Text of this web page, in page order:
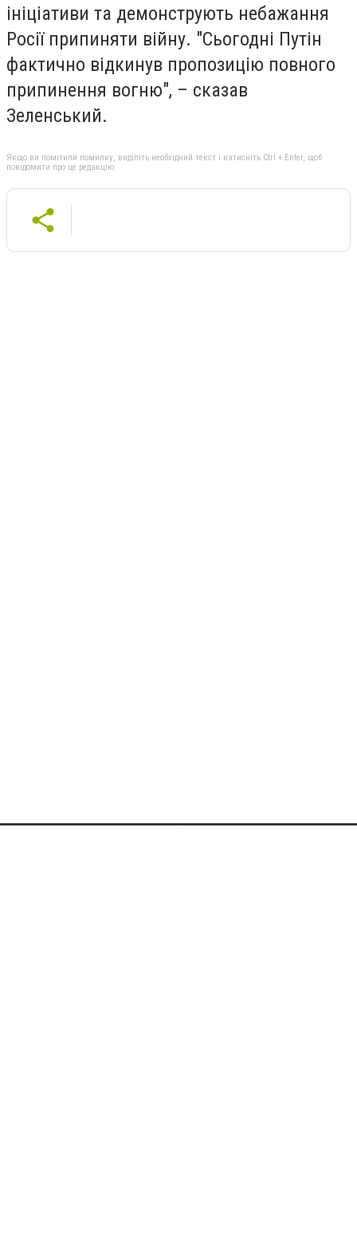
ініціативи та демонструють небажання
Росії припиняти війну. "Сьогодні Путін
фактично відкинув пропозицію повного
припинення вогню", – сказав
Зеленський.
Якщо ви помітили помилку, виділіть необхідний текст і натисніть Ctrl + Enter, щоб
повідомити про це редакцію